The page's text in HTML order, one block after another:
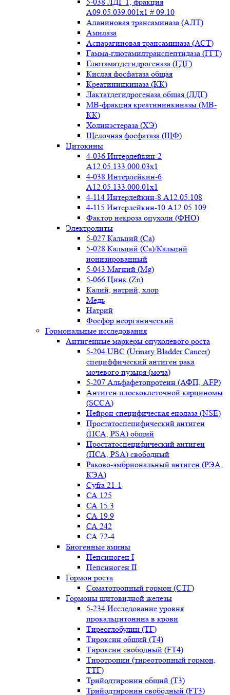
A09.05.039.001x1 # 09.10
Аланиновая трансаминаза (АЛТ)
Амилаза
Аспарагиновая трансаминаза (АСТ)
Гамма-глютамилтранспептидаза (ГГТ)
Глютаматдегидрогеназа (ГДГ)
Кислая фосфатаза общая
Креатининкиназа (КК)
Лактатдегидрогеназа общая (ЛДГ)
МВ-фракция креатининкиназы (МВ-
КК)
Холинэстераза (ХЭ)
Щелочная фосфатаза (ЩФ)
Цитокины
4-036 Интерлейкин-2
A12.05.133.000.03x1
4-038 Интерлейкин-6
A12.05.133.000.01x1
4-114 Интерлейкин-8 A12.05.108
4-115 Интерлейкин-10 A12.05.109
Фактор некроза опухоли (ФНО)
Электролиты
5-027 Кальций (Ca)
5-028 Кальций (Ca)/Кальций
ионизированный
5-043 Магний (Mg)
5-066 Цинк (Zn)
Калий, натрий, хлор
Медь
Натрий
Фосфор неорганический
Гормональные исследования
Антигенные маркеры опухолевого роста
5-204 UBC (Urinary Bladder Cancer)
специффический антиген рака
мочевого пузыря (моча)
5-207 Альфафетопротеин (АФП, AFP)
Антиген плоскоклеточной карциномы
(SCCA)
Нейрон специфическая енолаза (NSE)
Простатоспецифический антиген
(ПСА, PSA) общий
Простатоспецифический антиген
(ПСА, PSA) свободный
Раково-эмбриональный антиген (РЭА,
КЭА)
Сyfra 21-1
СА 125
СА 15.3
СА 19.9
СА 242
СА 72-4
Биогенные амины
Пепсиноген I
Пепсиноген II
Гормон роста
Соматотропный гормон (СТГ)
Гормоны щитовидной железы
5-234 Исследование уровня
прокальцитонина в крови
Тиреоглобулин (ТГ)
Тироксин общий (Т4)
Тироксин свободный (FT4)
Тиротропин (тиреотропный гормон,
ТТГ)
Трийодтиронин общий (Т3)
Трийодтиронин свободный (FT3)